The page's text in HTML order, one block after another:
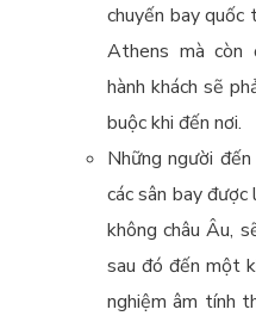
chuyến bay quốc
Athens mà còn
hành khách sẽ
buộc khi đến nơi.
Những người
các sân bay
không châu Âu,
sau đó đến một
nghiệm âm tính